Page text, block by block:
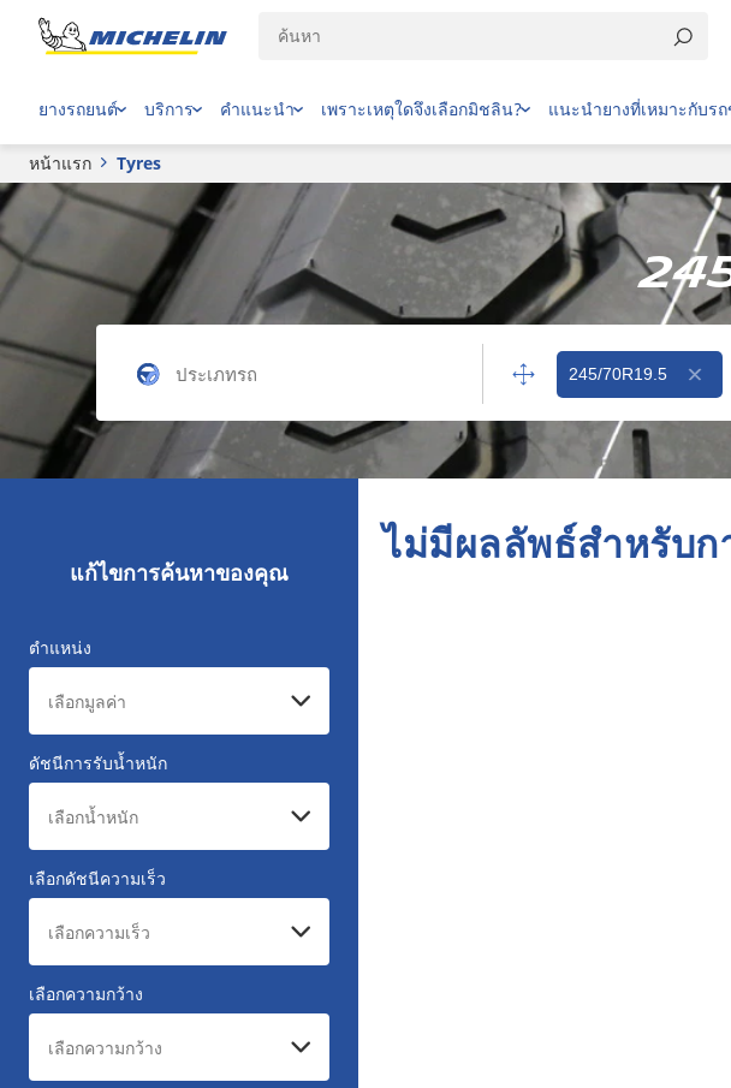
ยางรถยนต์ บริการ คำแนะนำ เพราะเหตุใดจึงเลือกมิชลิน? แนะนำยางที่เหมาะกับร
หน้าแรก Tyres
245/70R19.5
แก้ไขการค้นหาของคุณ
ตำแหน่ง
ดัชนีการรับน้ำหนัก
เลือกดัชนีความเร็ว
เลือกความกว้าง
ไม่มีผลลัพธ์สำหรับ